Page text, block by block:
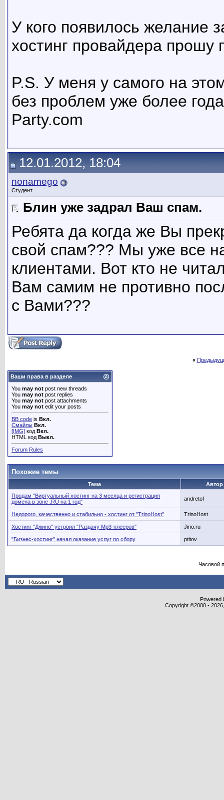
У кого появилось желание
хостинг провайдера прошу
P.S. У меня у самого на
без проблем уже более
Party.com
12.01.2012, 18:04
nonamego
Студент
Блин уже задрал Ваш спам.
Ребята да когда же Вы
свой спам??? Мы уже все
клиентами. Вот кто не
Вам самим не противно
с Вами???
«
Ваши права в разделе
You may not post new threads
You may not post replies
You may not post attachments
You may not edit your posts
BB code is Вкл.
Смайлы Вкл.
[IMG] код Вкл.
HTML код Выкл.
Forum Rules
Похожие темы
Тема
Автор
Продам "Виртуальный хостинг на 3 месяца и регистрация
домена в зоне .RU на 1 год"
andretof
Недорого, качественно и стабильно - хостинг от "TrinoHost" TrinoHost
Хостинг "Джино" устроил "Раздачу Mp3-плееров" Jino.ru
"Бизнес-хостинг" начал оказание услуг по сбору ptitov
Часовой
Powered
Copyright ©2000 -